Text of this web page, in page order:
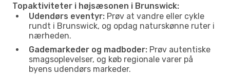
Topaktiviteter i højsæsonen i Brunswick:
Udendørs eventyr: Prøv at vandre eller cykle
rundt i Brunswick, og opdag naturskønne ruter i
nærheden.
Gademarkeder og madboder: Prøv autentiske
smagsoplevelser, og køb regionale varer på
byens udendørs markeder.